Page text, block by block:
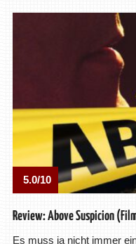
5.0/10
Review: Above Suspicion
Es muss ja nicht immer